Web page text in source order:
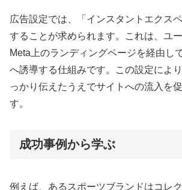
広告設定では、「インスタントエクス
することが求められます。これは、ユ
Meta上のランディングページを経由し
へ誘導する仕組みです。この設定によ
っかり伝えたうえでサイトへの流入を
す。
成功事例から学ぶ
例えば、あるスポーツブランドはコレ